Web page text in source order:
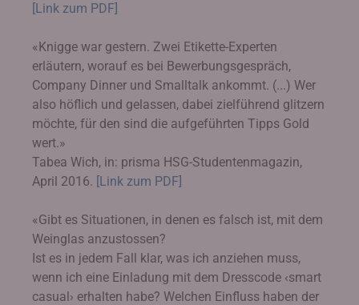
[Link zum PDF]
«Knigge war gestern. Zwei Etikette-Experten
erläutern, worauf es bei Bewerbungsgespräch,
Company Dinner und Smalltalk ankommt. (...) Wer
also höflich und gelassen, dabei zielführend glitzern
möchte, für den sind die aufgeführten Tipps Gold
wert.»
Tabea Wich, in: prisma HSG-Studentenmagazin,
April 2016. [Link zum PDF]
«Gibt es Situationen, in denen es falsch ist, mit dem
Weinglas anzustossen?
Ist es in jedem Fall klar, was ich anziehen muss,
wenn ich eine Einladung mit dem Dresscode ‹smart
casual› erhalten habe? Welchen Einfluss haben der